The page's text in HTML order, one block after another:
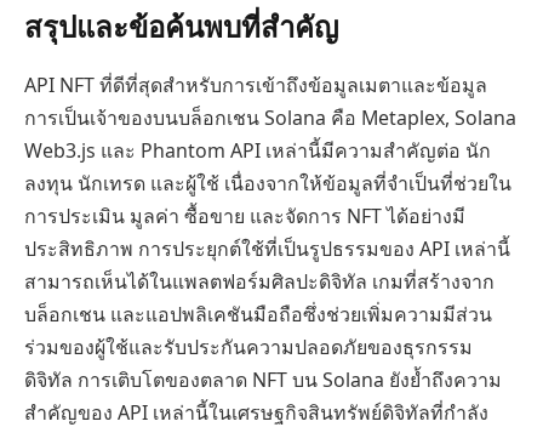
สรุปและข้อค้นพบที่สำคัญ
API NFT ที่ดีที่สุดสำหรับการเข้าถึงข้อมูลเมตาและข้อมูล
การเป็นเจ้าของบนบล็อกเชน Solana คือ Metaplex, Solana
Web3.js และ Phantom API เหล่านี้มีความสำคัญต่อ นัก
ลงทุน นักเทรด และผู้ใช้ เนื่องจากให้ข้อมูลที่จำเป็นที่ช่วยใน
การประเมิน มูลค่า ซื้อขาย และจัดการ NFT ได้อย่างมี
ประสิทธิภาพ การประยุกต์ใช้ที่เป็นรูปธรรมของ API เหล่านี้
สามารถเห็นได้ในแพลตฟอร์มศิลปะดิจิทัล เกมที่สร้างจาก
บล็อกเชน และแอปพลิเคชันมือถือซึ่งช่วยเพิ่มความมีส่วน
ร่วมของผู้ใช้และรับประกันความปลอดภัยของธุรกรรม
ดิจิทัล การเติบโตของตลาด NFT บน Solana ยังย้ำถึงความ
สำคัญของ API เหล่านี้ในเศรษฐกิจสินทรัพย์ดิจิทัลที่กำลัง